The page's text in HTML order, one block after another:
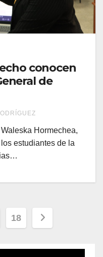
conocen
de
Hormechea,
estudiantes de la
18